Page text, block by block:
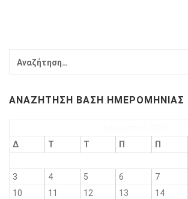
ΑΝΑΖΉΤΗΣΗ ΒΆΣΗ ΗΜΕΡΟΜΗΝΊΑΣ
Δ
Τ Τ Π Π
3
4 5 6 7
10
11 12 13 14